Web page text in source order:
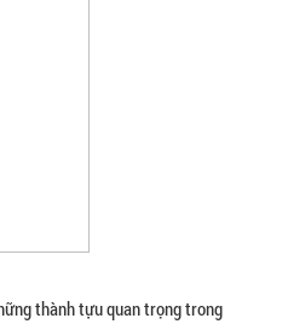
thành tựu quan trọng trong